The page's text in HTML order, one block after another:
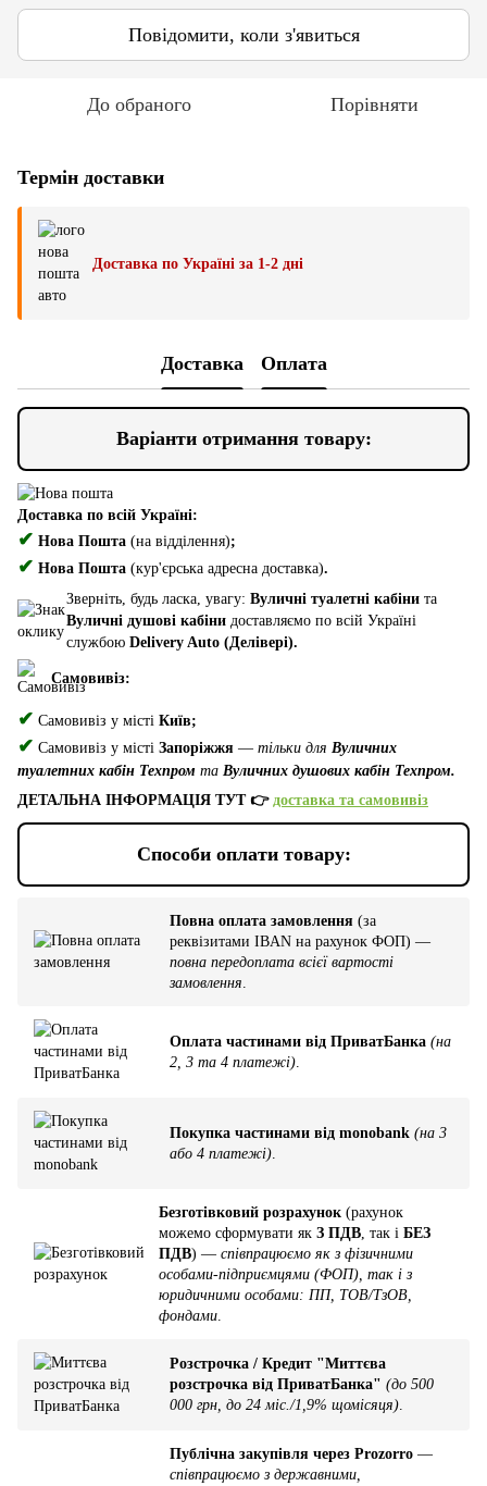
Повідомити, коли з'явиться
До обраного Порівняти
Термін доставки
Доставка по Україні за 1-2 дні
Доставка Оплата
Варіанти отримання товару:
Доставка по всій Україні:
✔ Нова Пошта (на відділення);
✔ Нова Пошта (кур'єрська адресна доставка).
Зверніть, будь ласка, увагу: Вуличні туалетні кабіни та
Вуличні душові кабіни доставляємо по всій Україні
службою Delivery Auto (Делівері).
Самовивіз:
✔ Самовивіз у місті Київ;
✔ Самовивіз у місті Запоріжжя — тільки для Вуличних
туалетних кабін Техпром та Вуличних душових кабін Техпром.
ДЕТАЛЬНА ІНФОРМАЦІЯ ТУТ 👉 доставка та самовивіз
Способи оплати товару:
Повна оплата замовлення (за
реквізитами IBAN на рахунок ФОП) —
повна передоплата всієї вартості
замовлення
Оплата частинами від ПриватБанка (на
2, 3 та 4 платежі)
Покупка частинами від monobank (на 3
або 4 платежі)
Безготівковий розрахунок (рахунок
можемо сформувати як З ПДВ , так і БЕЗ
ПДВ) — співпрацюємо як з фізичними
особами-підприємцями (ФОП), так і з
юридичними особами: ПП, ТОВ/ТзОВ,
фондами
Розстрочка / Кредит "Миттєва
розстрочка від ПриватБанка" (до 500
000 грн, до 24 міс./1,9% щомісяця).
Публічна закупівля через Prozorro —
співпрацюємо з державними,